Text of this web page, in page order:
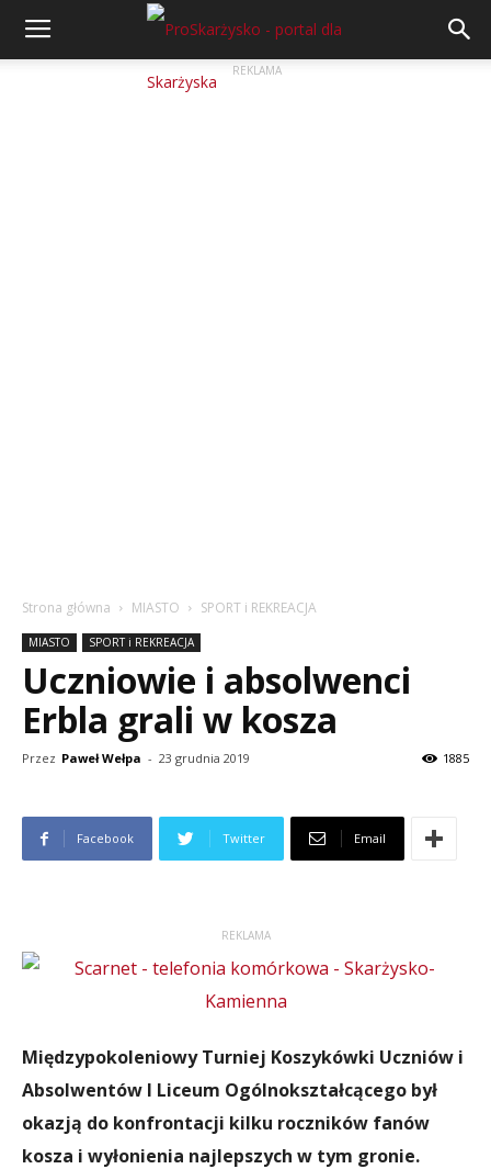
REKLAMA
Strona główna MIASTO SPORT i REKREACJA
MIASTO SPORT i REKREACJA
Uczniowie i absolwenci
Erbla grali w kosza
Przez Paweł Wełpa - 23 grudnia 2019 1885
Facebook Twitter Email
REKLAMA
Międzypokoleniowy Turniej Koszykówki Uczniów i
Absolwentów I Liceum Ogólnokształcącego był
okazją do konfrontacji kilku roczników fanów
kosza i wyłonienia najlepszych w tym gronie.